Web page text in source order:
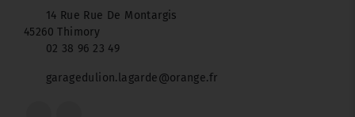
14 Rue Rue De Montargis
45260 Thimory
02 38 96 23 49
garagedulion.lagarde@orange.fr